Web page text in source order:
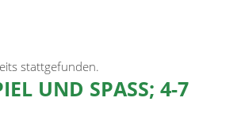
stattgefunden.
UND SPASS; 4-7 J